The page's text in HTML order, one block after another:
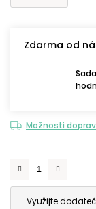
Zdarma od
Možnosti
Využijte